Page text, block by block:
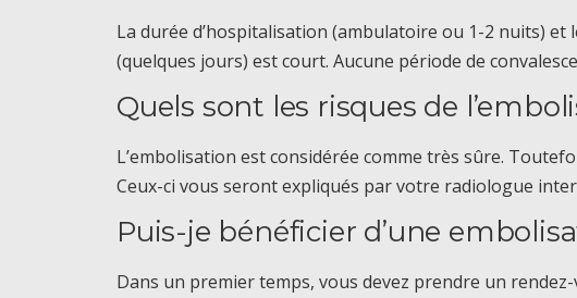
La durée d’hospitalisation (ambulatoire ou 1-2 nuits)
(quelques jours) est court. Aucune période de
Quels sont les risques de
L’embolisation est considérée comme très sûre.
Ceux-ci vous seront expliqués par votre radiologue
Puis-je bénéficier d’une
Dans un premier temps, vous devez prendre un